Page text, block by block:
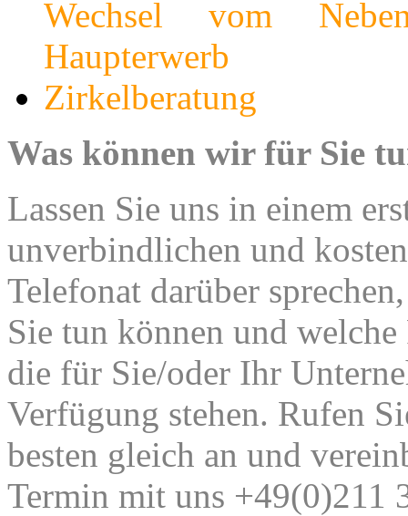
Wechsel vom
Haupterwerb
Zirkelberatung
Was können wir für Sie
Lassen Sie uns in einem
unverbindlichen und
Telefonat darüber
Sie tun können und
die für Sie/oder Ihr
Verfügung stehen. Rufen
besten gleich an und
Termin mit uns +49(0)211